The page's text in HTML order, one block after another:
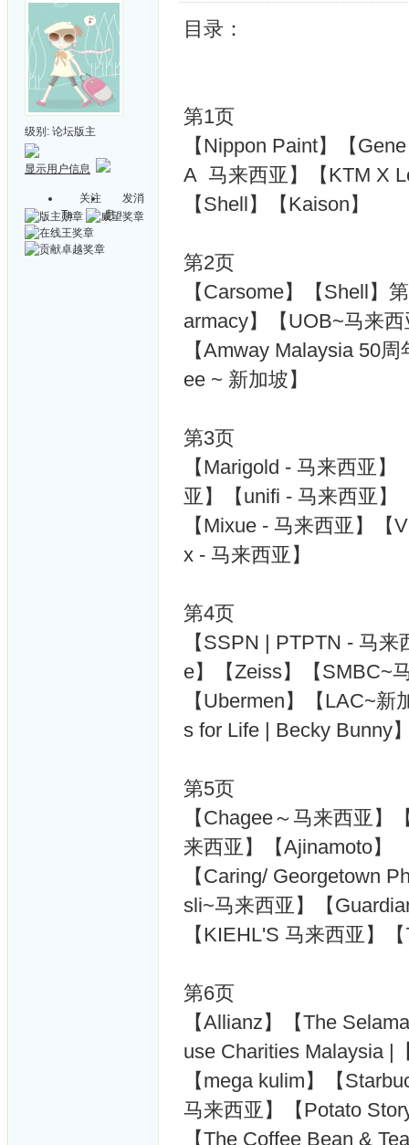
级别: 论坛版主
显示用户信息
关注
Ta
发消
息
目录：
第1页
【Nippon Paint】【
A 马来西亚】【KTM X
【Shell】【Kaison】
第2页
【Carsome】【Shell】
armacy】【UOB~马来
【Amway Malaysia 50
ee ~ 新加坡】
第3页
【Marigold - 马来西亚
亚】【unifi - 马来西亚】
【Mixue - 马来西亚】
x - 马来西亚】
第4页
【SSPN | PTPTN - 马
e】【Zeiss】【SMBC~
【Ubermen】【LAC~
s for Life | Becky Bunny
第5页
【Chagee～马来西亚
来西亚】【Ajinamoto】
【Caring/ Georgetown
sli~马来西亚】【
【KIEHL'S 马来西亚】
第6页
【Allianz】【The
use Charities Malaysia |
【mega kulim】【
马来西亚】【Potato
【The Coffee Bean &